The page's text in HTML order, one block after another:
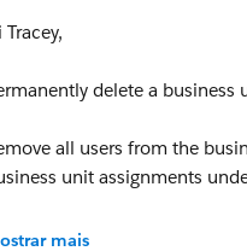
Tracey,
delete a
all users from the
unit assignments
Setup.
mais